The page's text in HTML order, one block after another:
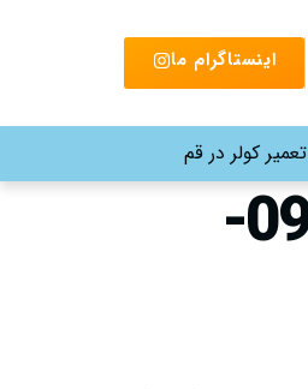
اینستاگرام ما
تعمیر کولر در قم
نمایندگی تعمیر پکیج تاچی در مدرس قم |09191530565-